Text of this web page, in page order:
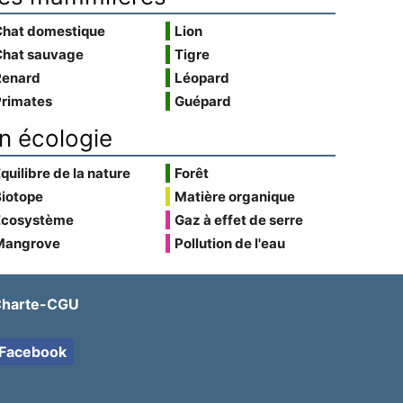
domestique
sauvage
Lion
Tigre
Léopard
Guépard
écologie
de la nature
Forêt
Matière organique
Gaz à effet de serre
Pollution de l'eau
CGU
Facebook